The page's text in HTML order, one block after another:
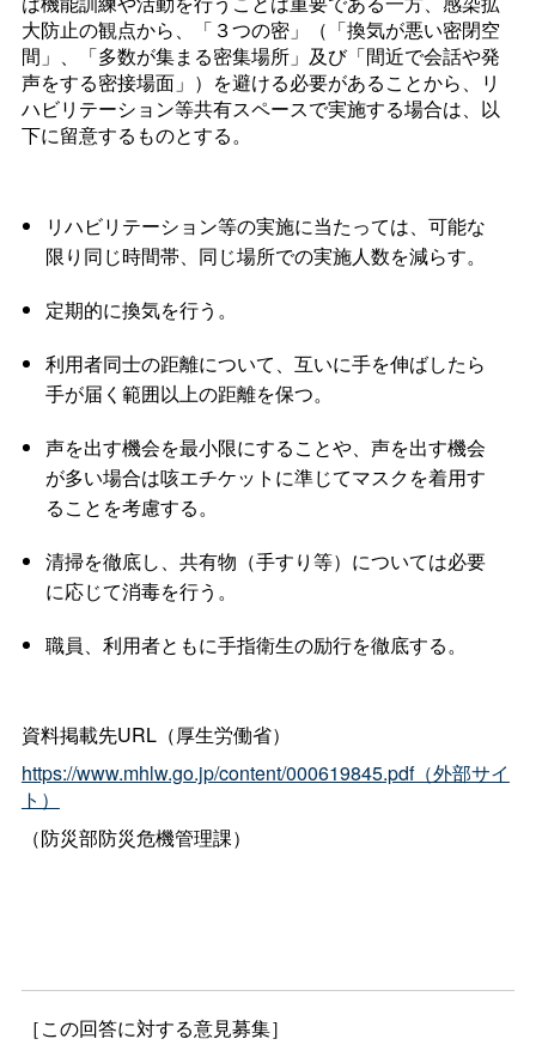
大防止の観点から、「３つの密」（「換気が悪い密閉空
間」、「多数が集まる密集場所」及び「間近で会話や発
声をする密接場面」）を避ける必要があることから、リ
ハビリテーション等共有スペースで実施する場合は、以
下に留意するものとする。
リハビリテーション等の実施に当たっては、可能な
限り同じ時間帯、同じ場所での実施人数を減らす。
定期的に換気を行う。
利用者同士の距離について、互いに手を伸ばしたら
手が届く範囲以上の距離を保つ。
声を出す機会を最小限にすることや、声を出す機会
が多い場合は咳エチケットに準じてマスクを着用す
ることを考慮する。
清掃を徹底し、共有物（手すり等）については必要
に応じて消毒を行う。
職員、利用者ともに手指衛生の励行を徹底する。
資料掲載先URL（厚生労働省）
https://www.mhlw.go.jp/content/000619845.pdf（外部サイ
ト）
（防災部防災危機管理課）
［この回答に対する意見募集］